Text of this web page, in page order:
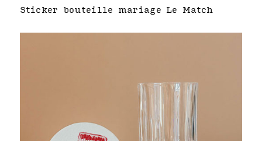
Sticker bouteille mariage Le Match